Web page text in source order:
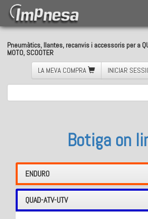
Pneumàtics, llantes, recanvis i accessoris per a
MOTO, SCOOTER
LA MEVA COMPRA
INICIAR
Botiga on
ENDURO
QUAD-ATV-UTV